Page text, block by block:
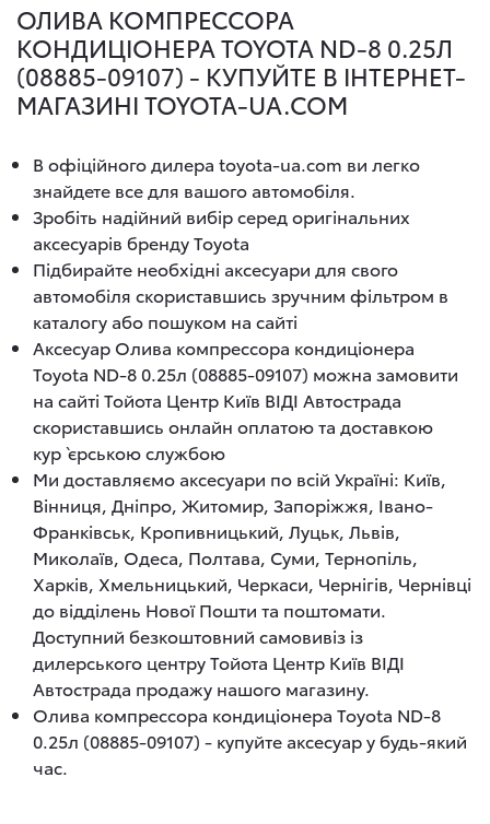
ОЛИВА КОМПРЕССОРА
КОНДИЦІОНЕРА TOYOTA ND-8 0.25Л
(08885-09107) - КУПУЙТЕ В ІНТЕРНЕТ-
МАГАЗИНІ TOYOTA-UA.COM
В офіційного дилера toyota-ua.com ви легко
знайдете все для вашого автомобіля.
Зробіть надійний вибір серед оригінальних
аксесуарів бренду Toyota
Підбирайте необхідні аксесуари для свого
автомобіля скориставшись зручним фільтром в
каталогу або пошуком на сайті
Аксесуар Олива компрессора кондиціонера
Toyota ND-8 0.25л (08885-09107) можна замовити
на сайті Тойота Центр Київ ВІДІ Автострада
скориставшись онлайн оплатою та доставкою
кур`єрською службою
Ми доставляємо аксесуари по всій Україні: Київ,
Вінниця, Дніпро, Житомир, Запоріжжя, Івано-
Франківськ, Кропивницький, Луцьк, Львів,
Миколаїв, Одеса, Полтава, Суми, Тернопіль,
Харків, Хмельницький, Черкаси, Чернігів, Чернівці
до відділень Нової Пошти та поштомати.
Доступний безкоштовний самовивіз із
дилерського центру Тойота Центр Київ ВІДІ
Автострада продажу нашого магазину.
Олива компрессора кондиціонера Toyota ND-8
0.25л (08885-09107) - купуйте аксесуар у будь-який
час.